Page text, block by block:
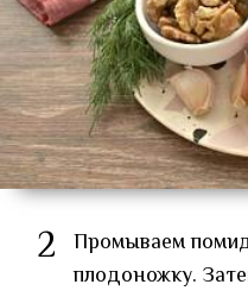
2 Промываем
плодоножку.